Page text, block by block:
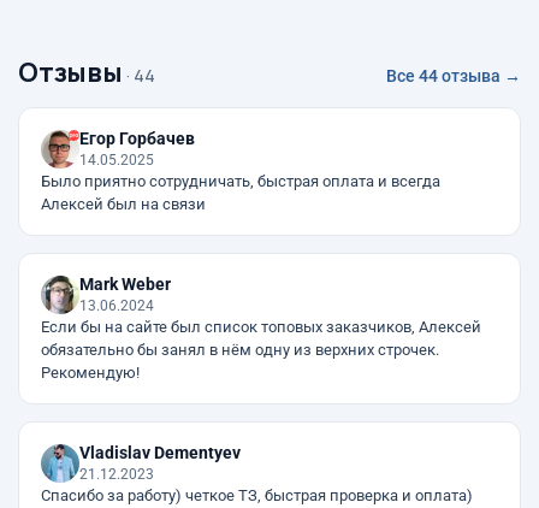
Отзывы · 44 Все 44 отзыва →
Егор Горбачев
14.05.2025
Было приятно сотрудничать, быстрая оплата и всегда
Алексей был на связи
Mark Weber
13.06.2024
Если бы на сайте был список топовых заказчиков, Алексей
обязательно бы занял в нём одну из верхних строчек.
Рекомендую!
Vladislav Dementyev
21.12.2023
Спасибо за работу) четкое ТЗ, быстрая проверка и оплата)